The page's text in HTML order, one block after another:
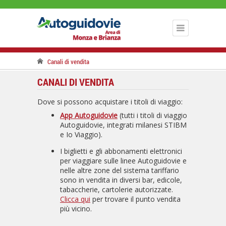
Canali di vendita
CANALI DI VENDITA
Dove si possono acquistare i titoli di viaggio:
App Autoguidovie (tutti i titoli di viaggio
Autoguidovie, integrati milanesi STIBM
e Io Viaggio).
I biglietti e gli abbonamenti elettronici
per viaggiare sulle linee Autoguidovie e
nelle altre zone del sistema tariffario
sono in vendita in diversi bar, edicole,
tabaccherie, cartolerie autorizzate.
Clicca qui per trovare il punto vendita
più vicino.